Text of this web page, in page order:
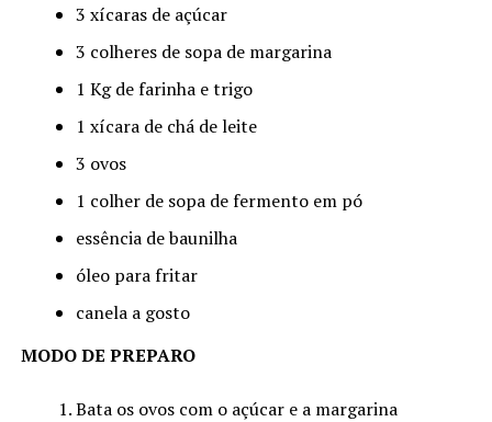
3 xícaras de açúcar
3 colheres de sopa de margarina
1 Kg de farinha e trigo
1 xícara de chá de leite
3 ovos
1 colher de sopa de fermento em pó
essência de baunilha
óleo para fritar
canela a gosto
MODO DE PREPARO
Bata os ovos com o açúcar e a margarina